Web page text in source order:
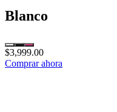
Blanco
$3,999.00
Comprar ahora